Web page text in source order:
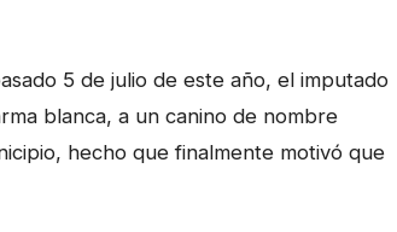
5 de julio de este año, el imputado
blanca, a un canino de nombre
hecho que finalmente motivó que